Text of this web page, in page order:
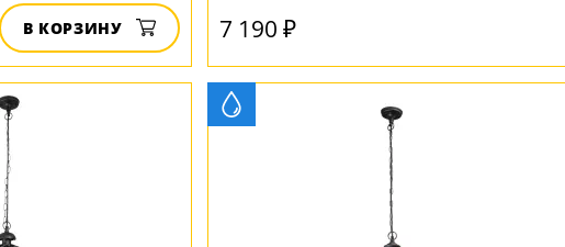
В КОРЗИНУ 7 190 ₽